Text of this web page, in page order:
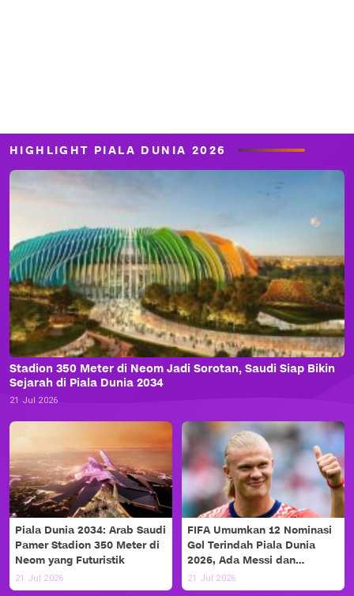
HIGHLIGHT PIALA DUNIA 2026
Stadion 350 Meter di Neom Jadi Sorotan, Saudi Siap Bikin
Sejarah di Piala Dunia 2034
21 Jul 2026
Piala Dunia 2034: Arab Saudi
Pamer Stadion 350 Meter di
Neom yang Futuristik
21 Jul 2026
FIFA Umumkan 12 Nominasi
Gol Terindah Piala Dunia
2026, Ada Messi dan
Haaland!
21 Jul 2026